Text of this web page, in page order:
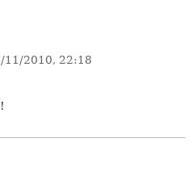
11/2010, 22:18